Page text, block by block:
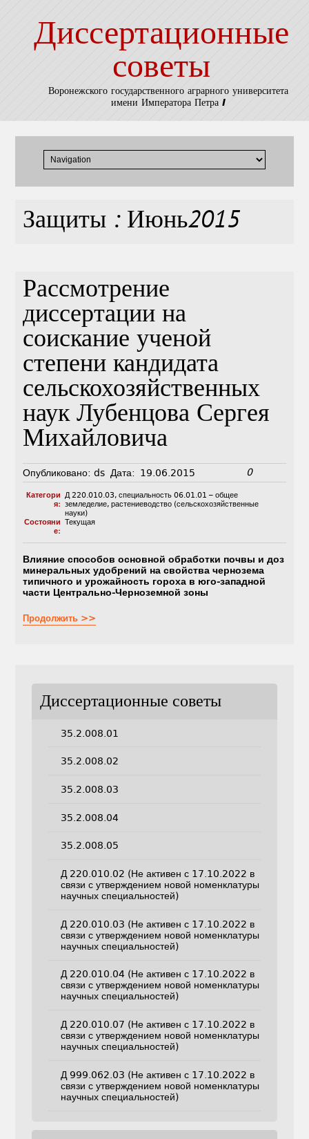
Диссертационные
советы
Воронежского государственного аграрного университета
имени Императора Петра I
Защиты : Июнь2015
Рассмотрение
диссертации на
соискание ученой
степени кандидата
сельскохозяйственных
наук Лубенцова Сергея
Михайловича
Опубликовано: ds Дата: 19.06.2015 0
Категори
я:
Д 220.010.03, специальность 06.01.01 – общее
земледелие, растениеводство (сельскохозяйственные
науки)
Состояни
е:
Текущая
Влияние способов основной обработки почвы и доз
минеральных удобрений на свойства чернозема
типичного и урожайность гороха в юго-западной
части Центрально-Черноземной зоны
Продолжить >>
Диссертационные советы
35.2.008.01
35.2.008.02
35.2.008.03
35.2.008.04
35.2.008.05
Д 220.010.02 (Не активен с 17.10.2022 в
связи с утверждением новой номенклатуры
научных специальностей)
Д 220.010.03 (Не активен с 17.10.2022 в
связи с утверждением новой номенклатуры
научных специальностей)
Д 220.010.04 (Не активен с 17.10.2022 в
связи с утверждением новой номенклатуры
научных специальностей)
Д 220.010.07 (Не активен с 17.10.2022 в
связи с утверждением новой номенклатуры
научных специальностей)
Д 999.062.03 (Не активен с 17.10.2022 в
связи с утверждением новой номенклатуры
научных специальностей)